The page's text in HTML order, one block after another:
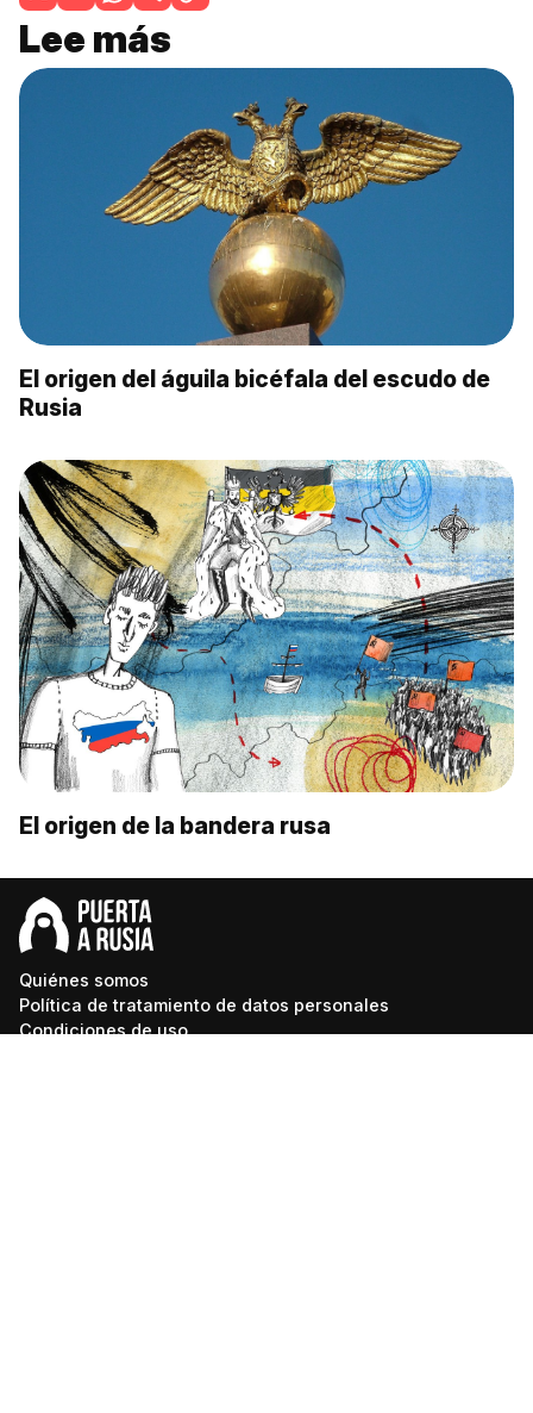
Lee más
El origen del águila bicéfala del escudo de
Rusia
El origen de la bandera rusa
Quiénes somos
Política de tratamiento de datos personales
Condiciones de uso